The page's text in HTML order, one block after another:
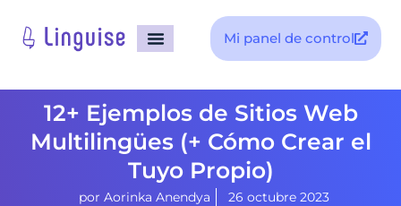
Mi panel de control
12+ Ejemplos de Sitios Web
Multilingües (+ Cómo Crear el
Tuyo Propio)
por Aorinka Anendya
26 octubre 2023